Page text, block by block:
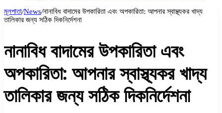
মূলপাতা/News/নানাবিধ বাদামের উপকারিতা এবং অপকারিতা: আপনার স্বাস্থ্যকর খাদ্য
তালিকার জন্য সঠিক দিকনির্দেশনা
নানাবিধ বাদামের উপকারিতা এবং
অপকারিতা: আপনার স্বাস্থ্যকর খাদ্য
তালিকার জন্য সঠিক দিকনির্দেশনা